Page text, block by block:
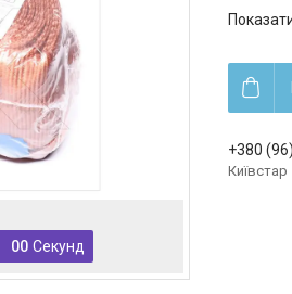
00 Секунд
+380
Київстар